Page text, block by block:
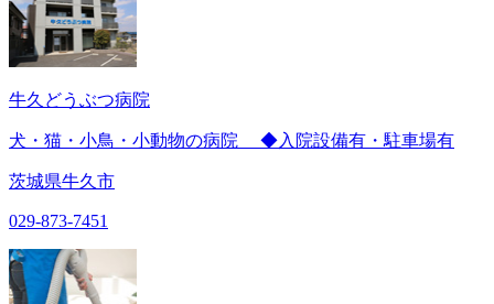
牛久どうぶつ病院
犬・猫・小鳥・小動物の病院 ◆入院設備有・駐車場有
茨城県牛久市
029-873-7451